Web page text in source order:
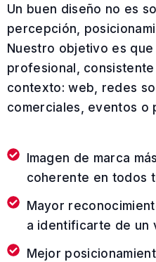
Un buen diseño no es
percepción,
Nuestro objetivo es
profesional,
contexto: web, redes
comerciales, eventos o
Imagen de marca
coherente en todos
Mayor
a identificarte de un
Mejor